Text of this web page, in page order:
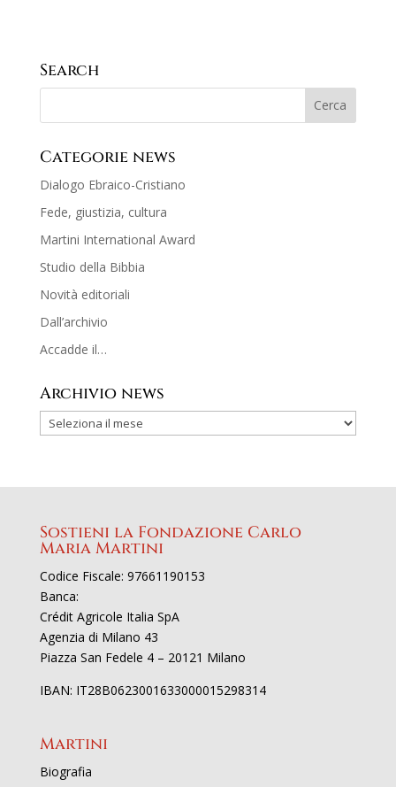
Search
Categorie news
Dialogo Ebraico-Cristiano
Fede, giustizia, cultura
Martini International Award
Studio della Bibbia
Novità editoriali
Dall’archivio
Accadde il…
Archivio news
Sostieni la Fondazione Carlo
Maria Martini
Codice Fiscale: 97661190153
Banca:
Crédit Agricole Italia SpA
Agenzia di Milano 43
Piazza San Fedele 4 – 20121 Milano
IBAN: IT28B0623001633000015298314
Martini
Biografia